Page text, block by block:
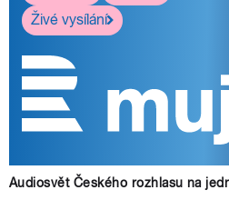
Živé vysílání
Audiosvět Českého rozhlasu na